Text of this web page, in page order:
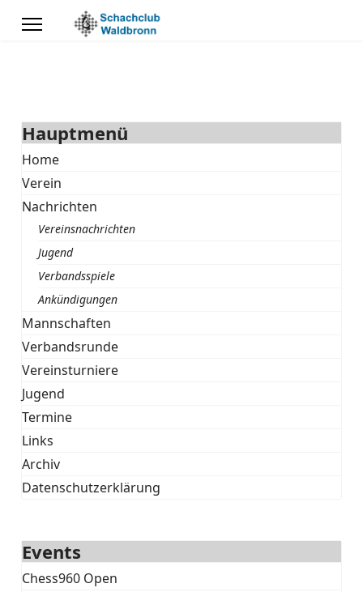
Hauptmenü
Home
Verein
Nachrichten
Vereinsnachrichten
Jugend
Verbandsspiele
Ankündigungen
Mannschaften
Verbandsrunde
Vereinsturniere
Jugend
Termine
Links
Archiv
Datenschutzerklärung
Events
Chess960 Open